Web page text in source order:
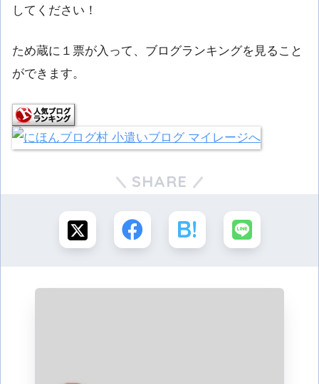
してください！
ため蔵に１票が入って、ブログランキングを見ること
ができます。
SHARE